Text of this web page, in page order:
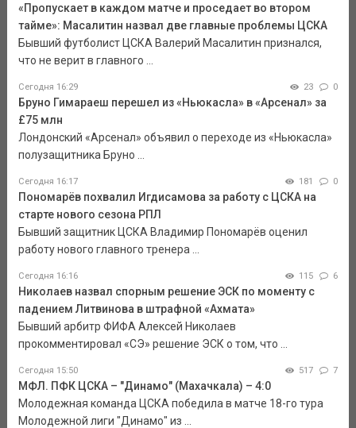
«Пропускает в каждом матче и проседает во втором
тайме»: Масалитин назвал две главные проблемы ЦСКА
Бывший футболист ЦСКА Валерий Масалитин признался,
что не верит в главного ...
Сегодня 16:29 23 0
Бруно Гимараеш перешел из «Ньюкасла» в «Арсенал» за
£75 млн
Лондонский «Арсенал» объявил о переходе из «Ньюкасла»
полузащитника Бруно ...
Сегодня 16:17 181 0
Пономарёв похвалил Игдисамова за работу с ЦСКА на
старте нового сезона РПЛ
Бывший защитник ЦСКА Владимир Пономарёв оценил
работу нового главного тренера ...
Сегодня 16:16 115 6
Николаев назвал спорным решение ЭСК по моменту с
падением Литвинова в штрафной «Ахмата»
Бывший арбитр ФИФА Алексей Николаев
прокомментировал «СЭ» решение ЭСК о том, что ...
Сегодня 15:50 517 7
МФЛ. ПФК ЦСКА – "Динамо" (Махачкала) – 4:0
Молодежная команда ЦСКА победила в матче 18-го тура
Молодежной лиги "Динамо" из ...